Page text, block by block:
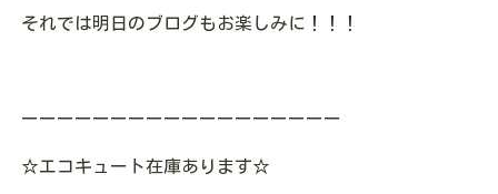
それでは明日のブログもお楽しみに！！！
ーーーーーーーーーーーーーーーーーー
☆エコキュート在庫あります☆